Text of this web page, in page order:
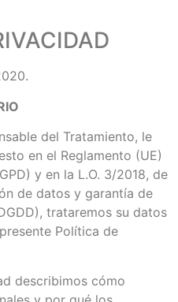
del Tratamiento, le
en el Reglamento (UE)
y en la L.O. 3/2018, de
de datos y garantía de
trataremos su datos
Política de
describimos cómo